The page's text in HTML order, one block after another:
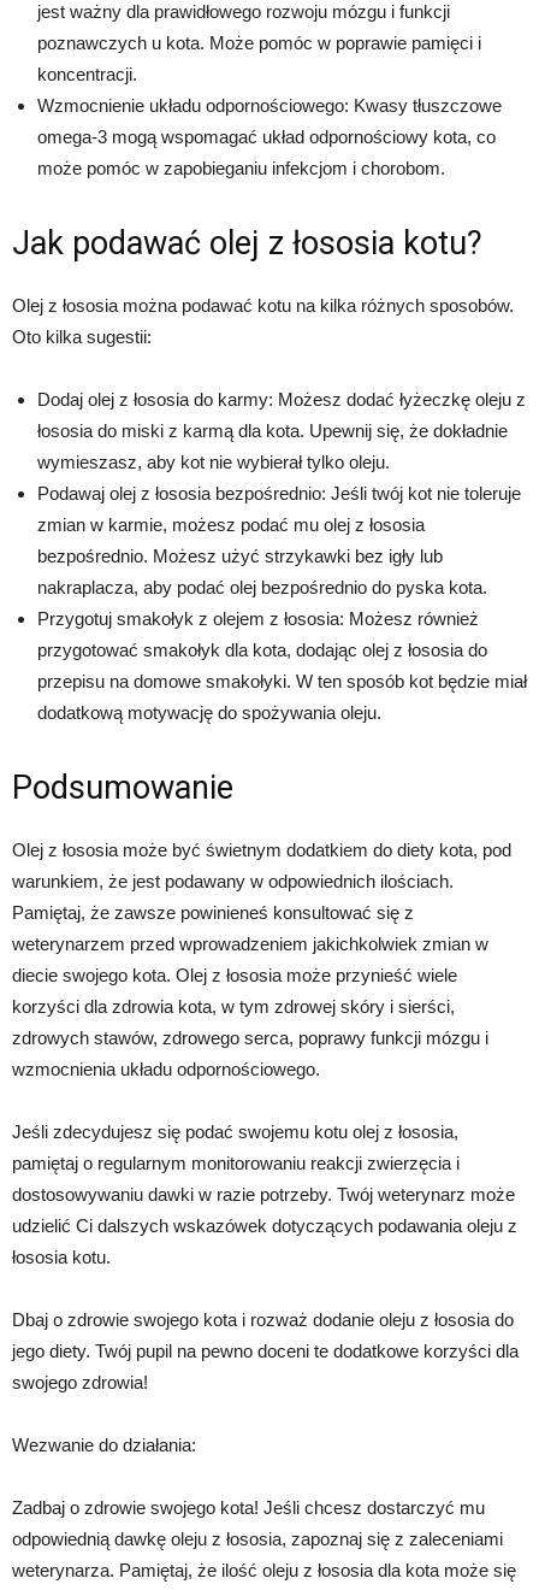
jest ważny dla prawidłowego rozwoju mózgu i funkcji
poznawczych u kota. Może pomóc w poprawie pamięci i
koncentracji.
Wzmocnienie układu odpornościowego: Kwasy tłuszczowe
omega-3 mogą wspomagać układ odpornościowy kota, co
może pomóc w zapobieganiu infekcjom i chorobom.
Jak podawać olej z łososia kotu?
Olej z łososia można podawać kotu na kilka różnych sposobów.
Oto kilka sugestii:
Dodaj olej z łososia do karmy: Możesz dodać łyżeczkę oleju z
łososia do miski z karmą dla kota. Upewnij się, że dokładnie
wymieszasz, aby kot nie wybierał tylko oleju.
Podawaj olej z łososia bezpośrednio: Jeśli twój kot nie toleruje
zmian w karmie, możesz podać mu olej z łososia
bezpośrednio. Możesz użyć strzykawki bez igły lub
nakraplacza, aby podać olej bezpośrednio do pyska kota.
Przygotuj smakołyk z olejem z łososia: Możesz również
przygotować smakołyk dla kota, dodając olej z łososia do
przepisu na domowe smakołyki. W ten sposób kot będzie miał
dodatkową motywację do spożywania oleju.
Podsumowanie
Olej z łososia może być świetnym dodatkiem do diety kota, pod
warunkiem, że jest podawany w odpowiednich ilościach.
Pamiętaj, że zawsze powinieneś konsultować się z
weterynarzem przed wprowadzeniem jakichkolwiek zmian w
diecie swojego kota. Olej z łososia może przynieść wiele
korzyści dla zdrowia kota, w tym zdrowej skóry i sierści,
zdrowych stawów, zdrowego serca, poprawy funkcji mózgu i
wzmocnienia układu odpornościowego.
Jeśli zdecydujesz się podać swojemu kotu olej z łososia,
pamiętaj o regularnym monitorowaniu reakcji zwierzęcia i
dostosowywaniu dawki w razie potrzeby. Twój weterynarz może
udzielić Ci dalszych wskazówek dotyczących podawania oleju z
łososia kotu.
Dbaj o zdrowie swojego kota i rozważ dodanie oleju z łososia do
jego diety. Twój pupil na pewno doceni te dodatkowe korzyści dla
swojego zdrowia!
Wezwanie do działania:
Zadbaj o zdrowie swojego kota! Jeśli chcesz dostarczyć mu
odpowiednią dawkę oleju z łososia, zapoznaj się z zaleceniami
weterynarza. Pamiętaj, że ilość oleju z łososia dla kota może się